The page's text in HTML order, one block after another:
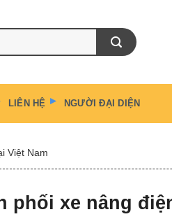
LIÊN HỆ NGƯỜI ĐẠI DIỆN
Việt Nam
phối xe nâng